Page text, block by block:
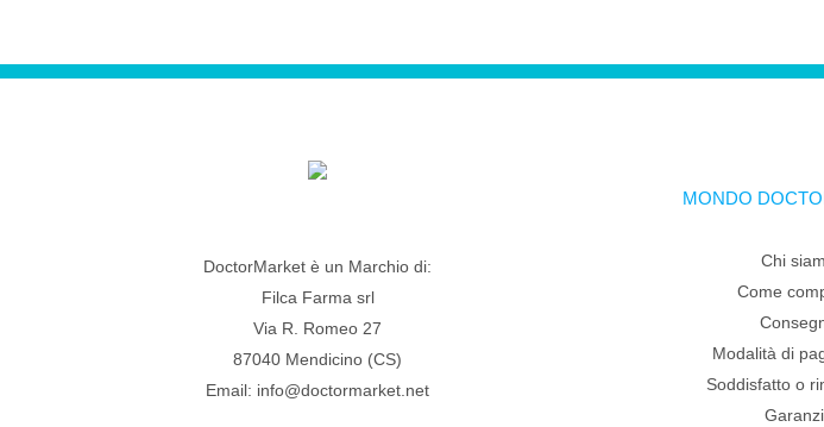
DoctorMarket è un Marchio di:
Filca Farma srl
Via R. Romeo 27
87040 Mendicino (CS)
Email: info@doctormarket.net
MONDO
Chi
Come
Modalità di
Soddisfatto o